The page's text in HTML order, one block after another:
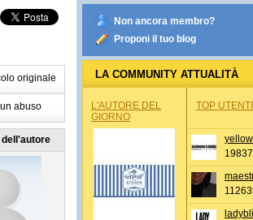
originale
abuso
Non ancora membro?
Proponi il tuo blog
LA COMMUNITY ATTUALITÀ
L'AUTORE DEL
GIORNO
TOP UTENTI